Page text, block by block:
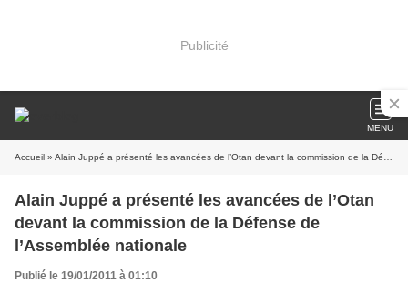
Publicité
MENU
Accueil » Alain Juppé a présenté les avancées de l’Otan devant la commission de la Défense de l’Assemblée nationale
Alain Juppé a présenté les avancées de l’Otan
devant la commission de la Défense de
l’Assemblée nationale
Publié le 19/01/2011 à 01:10